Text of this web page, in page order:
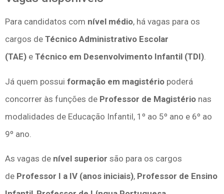
Para candidatos com nível médio, há vagas para os
cargos de Técnico Administrativo Escolar
(TAE) e Técnico em Desenvolvimento Infantil (TDI).
Já quem possui formação em magistério poderá
concorrer às funções de Professor de Magistério nas
modalidades de Educação Infantil, 1º ao 5º ano e 6º ao
9º ano.
As vagas de nível superior são para os cargos
de Professor I a IV (anos iniciais), Professor de Ensino